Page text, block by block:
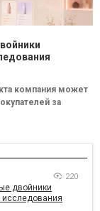
компания может
за
220
двойники
исследования